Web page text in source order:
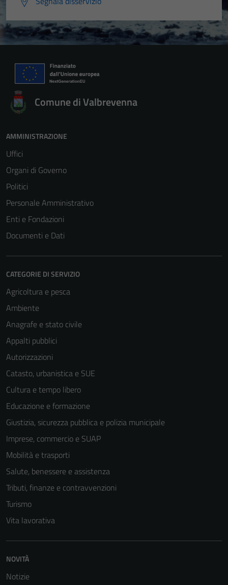
Comune di Valbrevenna
AMMINISTRAZIONE
Uffici
Organi di Governo
Politici
Personale Amministrativo
Enti e Fondazioni
Documenti e Dati
CATEGORIE DI SERVIZIO
Agricoltura e pesca
Ambiente
Anagrafe e stato civile
Appalti pubblici
Autorizzazioni
Catasto, urbanistica e SUE
Cultura e tempo libero
Educazione e formazione
Giustizia, sicurezza pubblica e polizia municipale
Imprese, commercio e SUAP
Mobilità e trasporti
Salute, benessere e assistenza
Tributi, finanze e contravvenzioni
Turismo
Vita lavorativa
NOVITÀ
Notizie